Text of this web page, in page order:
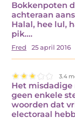
Bokkenpoten
achteraan
Halal, hee lul,
pik.…
Fred 25 april 2016
3.4
Het
geen enkele
woorden dat
electoraal